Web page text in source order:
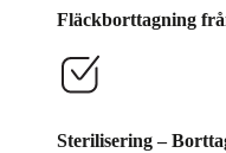
Fläckborttagning
Sterilisering –